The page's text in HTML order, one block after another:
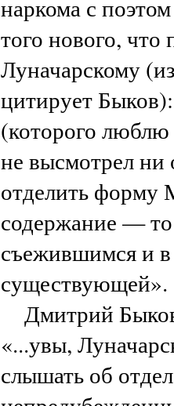
наркома с
того нового,
Луначарскому
цитирует
(которого
не высмотрел ни
отделить форму
содержание —
съежившимся и
существующей».
Дмитрий
«...увы,
слышать об